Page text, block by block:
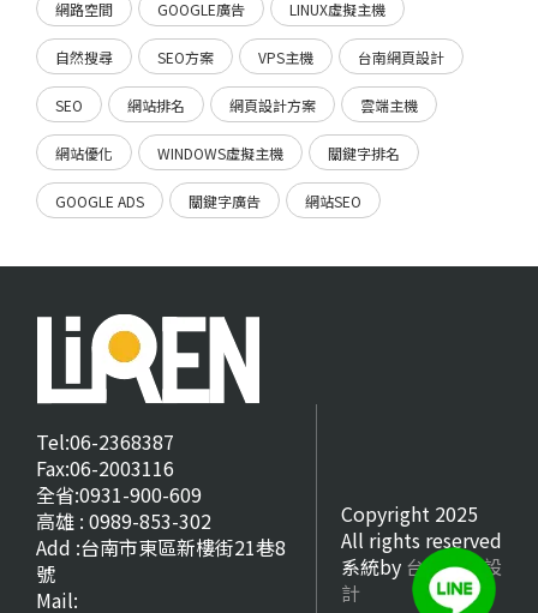
網路空間 GOOGLE廣告 LINUX虛擬主機
自然搜尋 SEO方案 VPS主機 台南網頁設計
SEO 網站排名 網頁設計方案 雲端主機
網站優化 WINDOWS虛擬主機 關鍵字排名
GOOGLE ADS 關鍵字廣告 網站SEO
Tel:06-2368387
Fax:06-2003116
全省:0931-900-609
高雄 : 0989-853-302
Add :台南市東區新樓街21巷8
號
Mail:
Copyright 2025
All rights reserved
系統by 台南網頁設
計